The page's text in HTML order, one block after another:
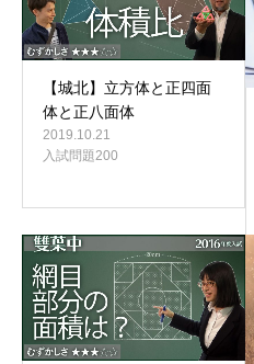
【城北】立方体と正四面
体と正八面体
2019.10.21
入試問題200